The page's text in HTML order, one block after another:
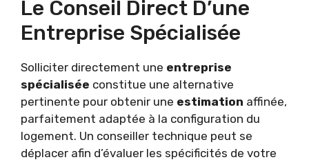
Le Conseil Direct D’une
Entreprise Spécialisée
Solliciter directement une entreprise
spécialisée constitue une alternative
pertinente pour obtenir une estimation affinée,
parfaitement adaptée à la configuration du
logement. Un conseiller technique peut se
déplacer afin d’évaluer les spécificités de votre